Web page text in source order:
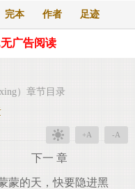
完本 作者 足迹
广告阅读
）章节目录
+A -A
下一 章
蒙的天，快要隐进黑